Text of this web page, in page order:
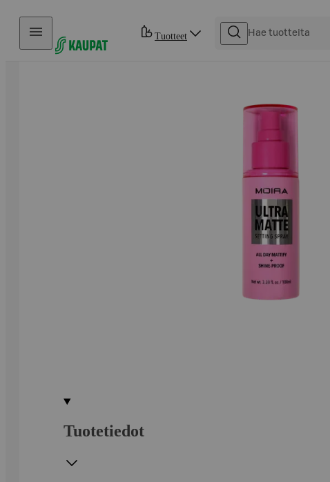
Hyppää sisältöön
Tuotteet
Tuotetiedot